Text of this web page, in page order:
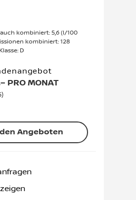
kombiniert: 5,6 (l/100
kombiniert: 128
D
PRO MONAT
Angeboten